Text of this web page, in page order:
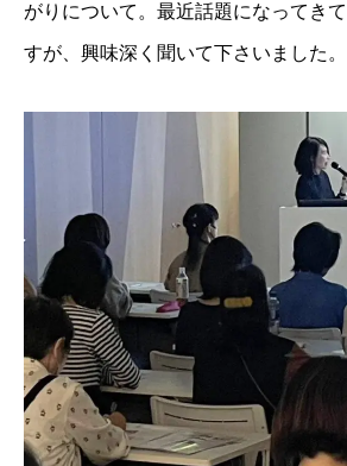
がりについて。最近話題になってき
すが、興味深く聞いて下さいました。